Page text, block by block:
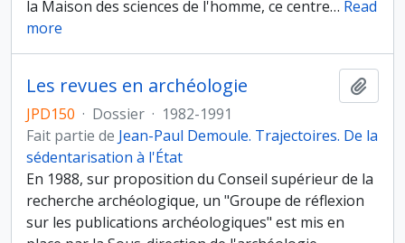
la Maison des sciences de l'homme, ce centre… Read
more
Les revues en archéologie
JPD150 · Dossier · 1982-1991
Fait partie de Jean-Paul Demoule. Trajectoires. De la
sédentarisation à l'État
En 1988, sur proposition du Conseil supérieur de la
recherche archéologique, un "Groupe de réflexion
sur les publications archéologiques" est mis en